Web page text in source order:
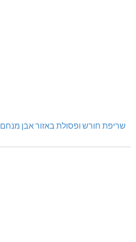
שריפת חורש ופסולת באזור אבן מנחם